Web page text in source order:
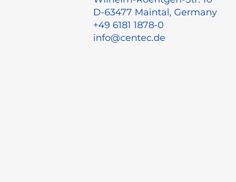
D-63477 Maintal, Germany
+49 6181 1878-0
info@centec.de